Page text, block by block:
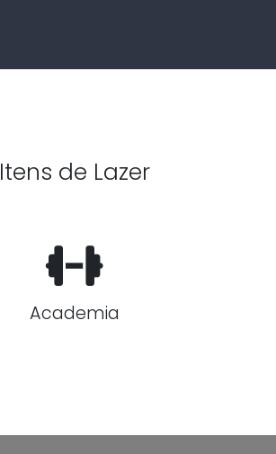
Itens de Lazer
Academia